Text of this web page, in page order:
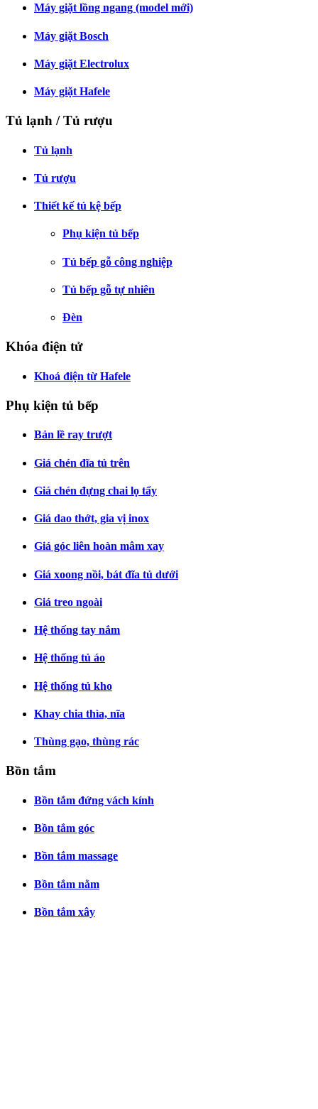
Máy giặt lồng ngang (model mới)
Máy giặt Bosch
Máy giặt Electrolux
Máy giặt Hafele
Tủ lạnh / Tủ rượu
Tủ lạnh
Tủ rượu
Thiết kế tủ kệ bếp
Phụ kiện tủ bếp
Tủ bếp gỗ công nghiệp
Tủ bếp gỗ tự nhiên
Đèn
Khóa điện tử
Khoá điện từ Hafele
Phụ kiện tủ bếp
Bản lề ray trượt
Giá chén đĩa tủ trên
Giá chén đựng chai lọ tẩy
Giá dao thớt, gia vị inox
Giá góc liên hoàn mâm xay
Giá xoong nồi, bát đĩa tủ dưới
Giá treo ngoài
Hệ thống tay nắm
Hệ thống tủ áo
Hệ thống tủ kho
Khay chia thìa, nĩa
Thùng gạo, thùng rác
Bồn tắm
Bồn tắm đứng vách kính
Bồn tắm góc
Bồn tắm massage
Bồn tắm nằm
Bồn tắm xây